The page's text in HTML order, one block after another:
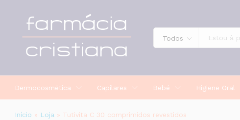
Todos
Dermocosmética Capilares Bebé Higiene Oral
Início » Loja » Tutivita C 30 comprimidos revestidos